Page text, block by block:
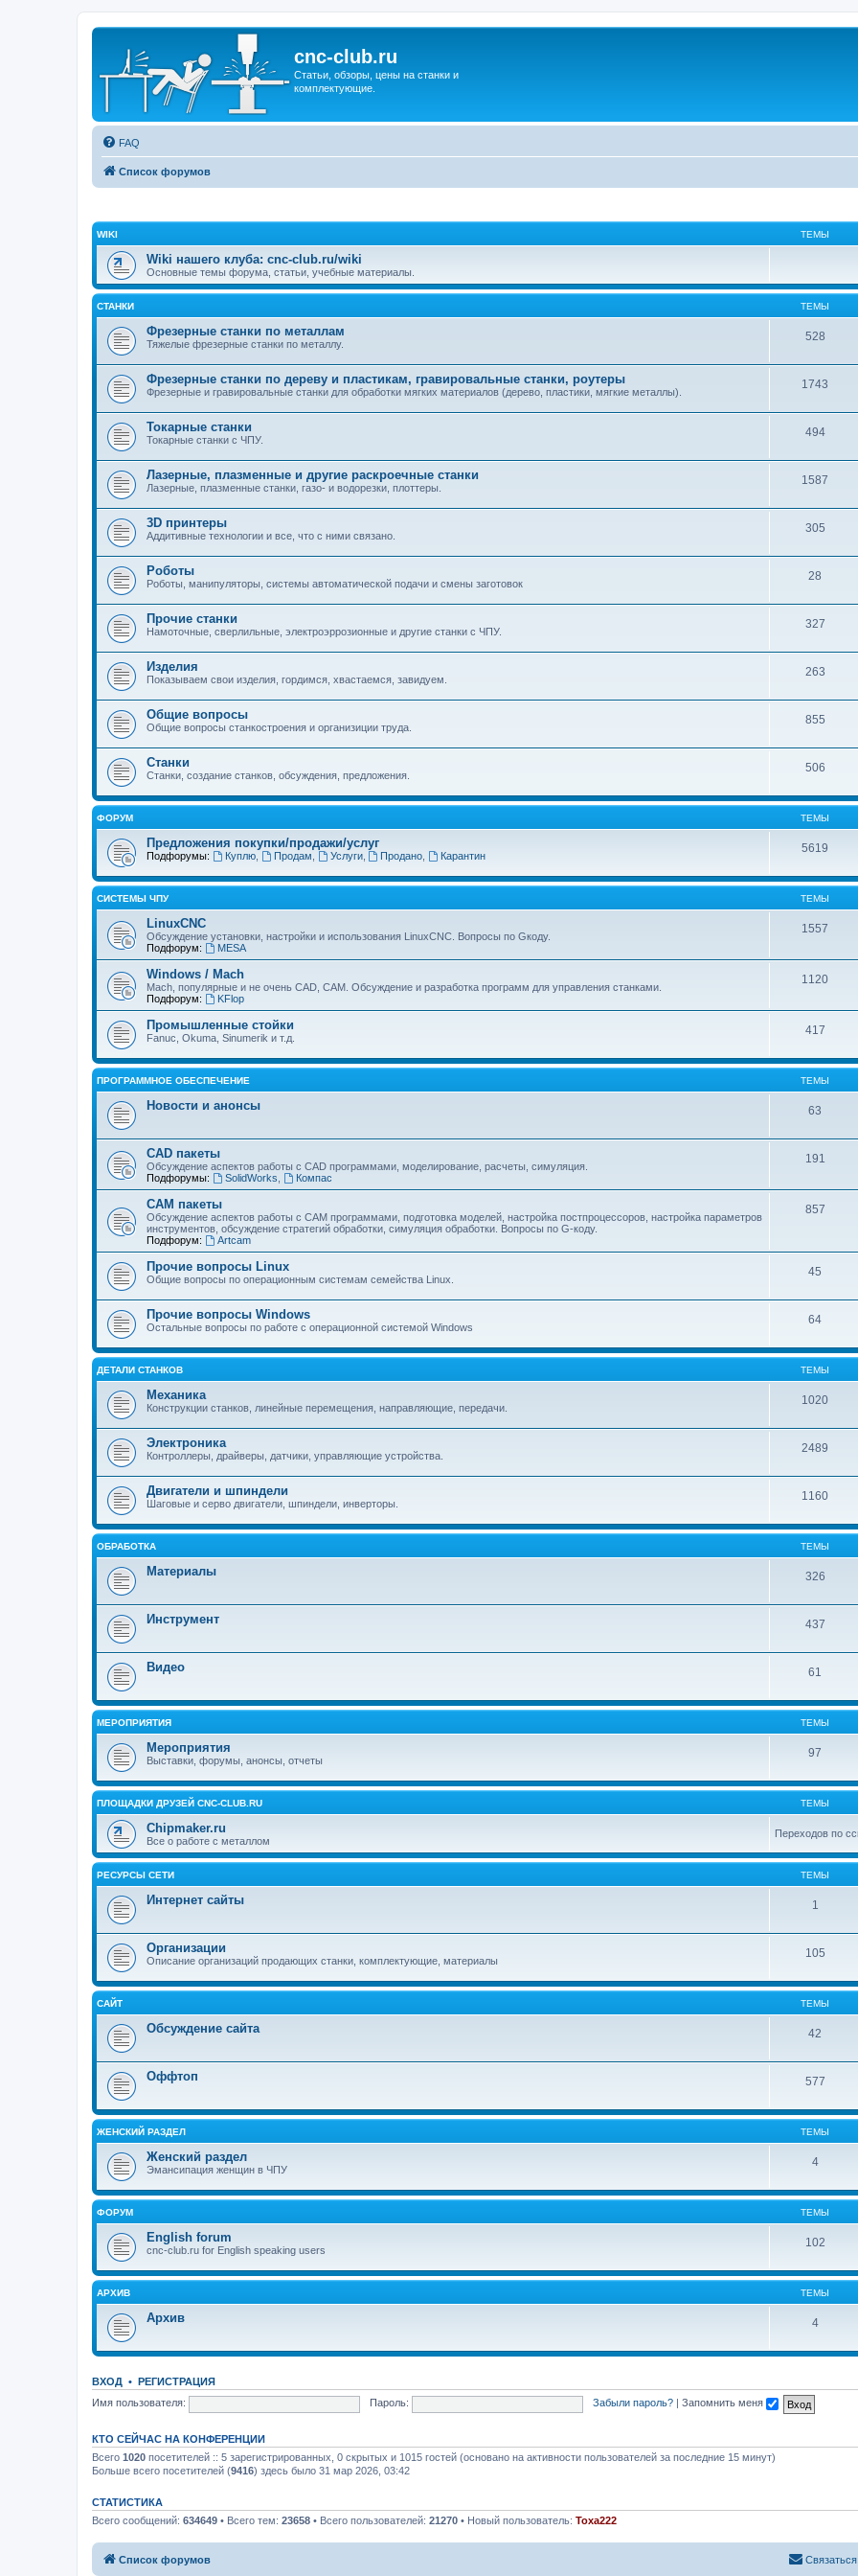
cnc-club.ru
Статьи, обзоры, цены на станки и
комплектующие.
FAQ
Список форумов
WIKI ТЕМЫ
Wiki нашего клуба: cnc-club.ru/wiki
Основные темы форума, статьи, учебные материалы.
СТАНКИ ТЕМЫ
Фрезерные станки по металлам
Тяжелые фрезерные станки по металлу.
528
Фрезерные станки по дереву и пластикам, гравировальные станки, роутеры
Фрезерные и гравировальные станки для обработки мягких материалов (дерево, пластики, мягкие металлы).
1743
Токарные станки
Токарные станки с ЧПУ.
494
Лазерные, плазменные и другие раскроечные станки
Лазерные, плазменные станки, газо- и водорезки, плоттеры.
1587
3D принтеры
Аддитивные технологии и все, что с ними связано.
305
Роботы
Роботы, манипуляторы, системы автоматической подачи и смены заготовок
28
Прочие станки
Намоточные, сверлильные, электроэррозионные и другие станки с ЧПУ.
327
Изделия
Показываем свои изделия, гордимся, хвастаемся, завидуем.
263
Общие вопросы
Общие вопросы станкостроения и организиции труда.
855
Станки
Станки, создание станков, обсуждения, предложения.
506
ФОРУМ ТЕМЫ
Предложения покупки/продажи/услуг
Подфорумы: Куплю, Продам Услуги, Продано Карантин
5619
СИСТЕМЫ ЧПУ ТЕМЫ
LinuxCNC
Обсуждение установки, настройки и использования LinuxCNC. Вопросы по Gкоду.
Подфорум:
MESA
1557
Windows / Mach
Mach, популярные и не очень CAD, CAM. Обсуждение и разработка программ для управления станками.
Подфорум:
KFlop
1120
Промышленные стойки
Fanuc, Okuma, Sinumerik и т.д.
417
ПРОГРАММНОЕ ОБЕСПЕЧЕНИЕ ТЕМЫ
Новости и анонсы 63
CAD пакеты
Обсуждение аспектов работы с CAD программами, моделирование, расчеты, симуляция.
Подфорумы:
SolidWorks Компас
191
CAM пакеты
Обсуждение аспектов работы с CAМ программами, подготовка моделей, настройка постпроцессоров, настройка параметров
инструментов, обсуждение стратегий обработки, симуляция обработки. Вопросы по G-коду.
Подфорум:
Artcam
857
Прочие вопросы Linux
Общие вопросы по операционным системам семейства Linux.
45
Прочие вопросы Windows
Остальные вопросы по работе с операционной системой Windows
64
ДЕТАЛИ СТАНКОВ ТЕМЫ
Механика
Конструкции станков, линейные перемещения, направляющие, передачи.
1020
Электроника
Контроллеры, драйверы, датчики, управляющие устройства.
2489
Двигатели и шпиндели
Шаговые и серво двигатели, шпиндели, инверторы.
1160
ОБРАБОТКА ТЕМЫ
Материалы 326
Инструмент 437
Видео 61
МЕРОПРИЯТИЯ ТЕМЫ
Мероприятия
Выставки, форумы, анонсы, отчеты
97
ПЛОЩАДКИ ДРУЗЕЙ CNC-CLUB.RU ТЕМЫ
Chipmaker.ru
Все о работе с металлом
Переходов по
РЕСУРСЫ СЕТИ ТЕМЫ
Интернет сайты 1
Организации
Описание организаций продающих станки, комплектующие, материалы
105
САЙТ ТЕМЫ
Обсуждение сайта 42
Оффтоп 577
ЖЕНСКИЙ РАЗДЕЛ ТЕМЫ
Женский раздел
Эмансипация женщин в ЧПУ
4
ФОРУМ ТЕМЫ
English forum
cnc-club.ru for English speaking users
102
АРХИВ ТЕМЫ
Архив 4
ВХОД • РЕГИСТРАЦИЯ
Имя пользователя:
Пароль: Забыли пароль? Запомнить меня
КТО СЕЙЧАС НА КОНФЕРЕНЦИИ
Всего 1020 посетителей :: 5 зарегистрированных, 0 скрытых и 1015 гостей (основано на активности пользователей за последние 15 минут)
Больше всего посетителей (9416) здесь было 31 мар 2026, 03:42
СТАТИСТИКА
Всего сообщений: 634649 • Всего тем: 23658 • Всего пользователей: 21270 • Новый пользователь: Toxa222
Список форумов